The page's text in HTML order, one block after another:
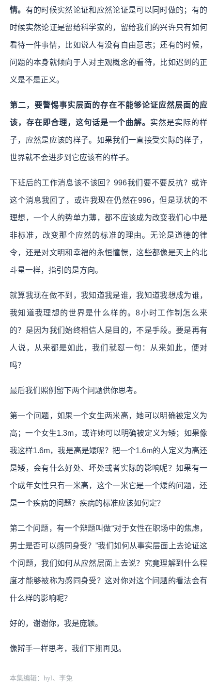
情。 有的时候实然论证和应然论证是可以同时做的；有的
时候实然论证是留给科学家的，留给我们的兴许只有如何
看待一件事情，比如说人有没有自由意志；还有的时候，
问题的本身就倾向于人对主观概念的看待，比如迟到的正
义是不是正义。
第二，要警惕事实层面的存在不能够论证应然层面的应
该，存在即合理，这句话是一个曲解。 实然是实际的样
子，应然是应该的样子。如果我们一直接受实际的样子，
世界就不会进步到它应该有的样子。
下班后的工作消息该不该回？996我们要不要反抗？或许
这个消息我回了，或许我现在仍然在996，但是现状的不
理想，一个人的势单力薄，都不应该成为改变我们心中是
非标准，改变那个应然的标准的理由。无论是道德的律
令，还是对文明和幸福的永恒憧憬，这些都像是天上的北
斗星一样，指引的是方向。
就算我现在做不到，我知道我是谁，我知道我想成为谁，
我知道我理想的世界是什么样的。8小时工作制怎么来
的？是因为我们始终相信人是目的，不是手段。 要是再有
人说，从来都是如此，我们就怼一句：从来如此，便对
吗？
最后我们照例留下两个问题供你思考。
第一个问题，如果一个女生两米高，她可以明确被定义为
高；一个女生1.3m，或许她可以明确被定义为矮；如果像
我这样1.6m，我是高是矮呢？把一个1.6m的人定义为高还
是矮，会有什么好处、坏处或者实际的影响呢？如果有一
个成年女性只有一米高，这个一米它是一个矮的问题，还
是一个疾病的问题？疾病的标准应该如何定？
第二个问题，有一个辩题叫做“对于女性在职场中的焦虑，
男士是否可以感同身受？”我们如何从事实层面上去论证这
个问题，我们如何从应然层面上去说？究竟理解到什么程
度才能够被称为感同身受？这对你对这个问题的看法会有
什么样的影响呢？
好的，谢谢你，我是庞颖。
像辩手一样思考，我们下期再见。
本集编辑：hyl、李兔